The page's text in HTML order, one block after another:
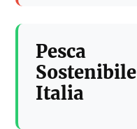
Pesca
Sostenibile
Italia